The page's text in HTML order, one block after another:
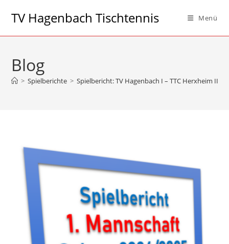
InhaltTV Hagenbach Tischtennis Menü
Blog
> Spielberichte > Spielbericht: TV Hagenbach I – TTC Herxheim II 9:6